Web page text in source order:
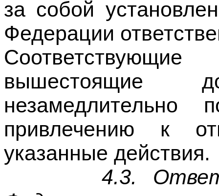
вышестоящие
привлечению к
указанные действия.
4.3.
Федерации,
гражданства зап